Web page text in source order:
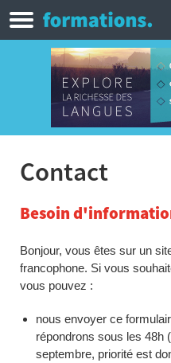
Contact
Besoin
Bonjour, vous êtes sur un
francophone. Si vous
vous pouvez :
nous envoyer ce
répondrons sous les 48h
septembre, priorité est